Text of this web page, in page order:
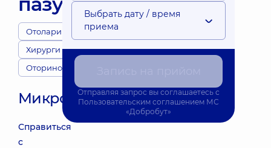
Отоларингологи
Хирурги
Оториноларингология
Микрогайморотомия
Справиться
с
Выбрать дату / время
приема
Отправляя запрос вы соглашаетесь с
Пользовательским соглашением МС
«Добробут»